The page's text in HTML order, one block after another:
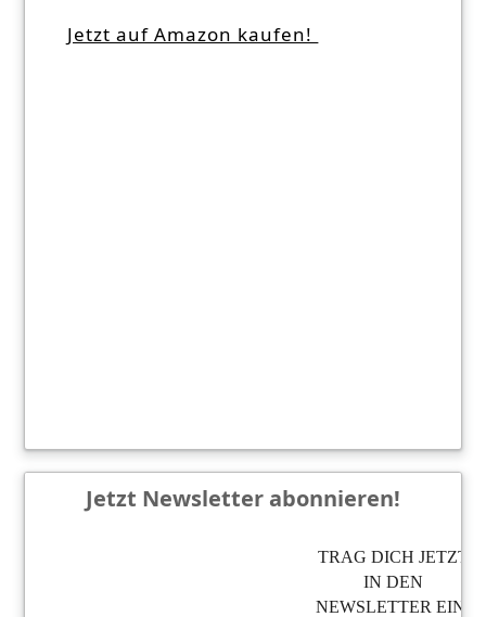
Jetzt auf Amazon kaufen!
Jetzt Newsletter abonnieren!
TRAG DICH JETZT
IN DEN
NEWSLETTER EIN,